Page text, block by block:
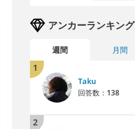
アンカーランキング
週間 月間
1
Taku
回答数： 138
2